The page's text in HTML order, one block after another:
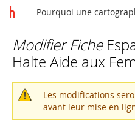
Vous
êtes
ici
Modifier Fiche
Halte Aide aux
Message
Les modifications
avant leur mise en
Pourquoi une